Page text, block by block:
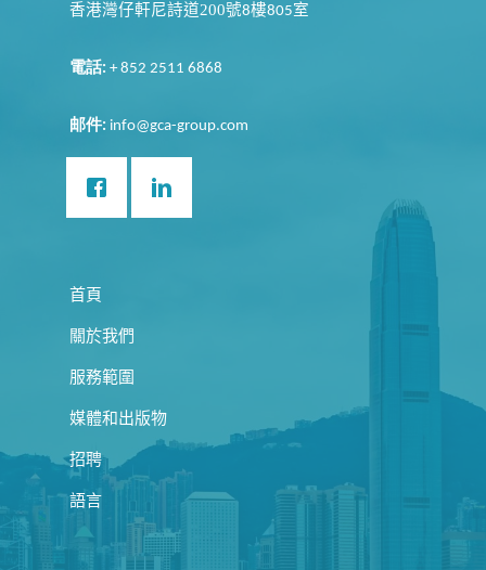
香港灣仔軒尼詩道200號8樓805室
電話: + 852 2511 6868
邮件: info@gca-group.com
首頁
關於我們
服務範圍
媒體和出版物
招聘
語言